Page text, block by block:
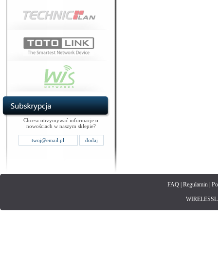
Chcesz otrzymywać informacje o
nowościach w naszym sklepie?
FAQ| Regulamin|